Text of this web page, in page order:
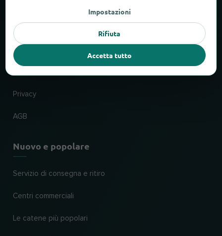
Legale
Privacy
AGB
Nuovo e popolare
Servizio di consegna e ritiro
Centri commerciali
Le catene più popolari
Impostazioni
Rifiuta
Accetta tutto